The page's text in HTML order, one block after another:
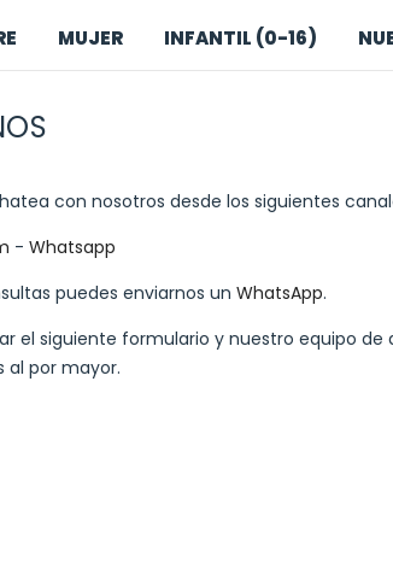
MUJER INFANTIL (0-16)
con nosotros desde los siguientes
- Whatsapp
puedes enviarnos un WhatsApp.
el siguiente formulario y nuestro equipo
al por mayor.